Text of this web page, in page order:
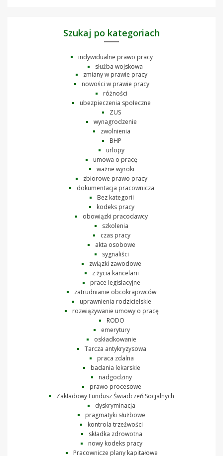
Szukaj po kategoriach
indywidualne prawo pracy
służba wojskowa
zmiany w prawie pracy
nowości w prawie pracy
różności
ubezpieczenia społeczne
ZUS
wynagrodzenie
zwolnienia
BHP
urlopy
umowa o pracę
ważne wyroki
zbiorowe prawo pracy
dokumentacja pracownicza
Bez kategorii
kodeks pracy
obowiązki pracodawcy
szkolenia
czas pracy
akta osobowe
sygnaliści
związki zawodowe
z życia kancelarii
prace legislacyjne
zatrudnianie obcokrajowców
uprawnienia rodzicielskie
rozwiązywanie umowy o pracę
RODO
emerytury
oskładkowanie
Tarcza antykryzysowa
praca zdalna
badania lekarskie
nadgodziny
prawo procesowe
Zakładowy Fundusz Świadczeń Socjalnych
dyskryminacja
pragmatyki służbowe
kontrola trzeźwości
składka zdrowotna
nowy kodeks pracy
Pracownicze plany kapitałowe